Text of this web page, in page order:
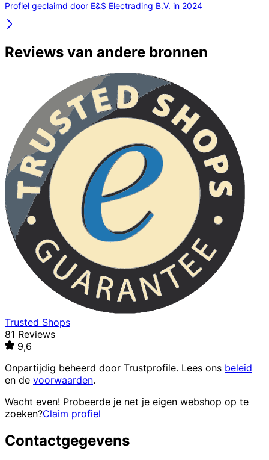
Profiel geclaimd door E&S Electrading B.V. in 2024
Reviews van andere bronnen
Trusted Shops
81 Reviews
9,6
Onpartijdig beheerd door Trustprofile. Lees ons beleid
en de voorwaarden.
Wacht even! Probeerde je net je eigen webshop op te
zoeken?Claim profiel
Contactgegevens